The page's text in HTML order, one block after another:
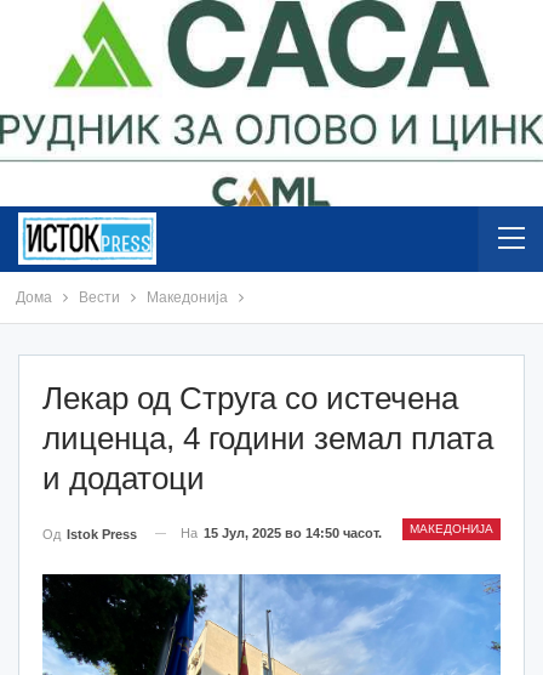
Дома Вести Македонија
Лекар од Струга со истечена
лиценца, 4 години земал плата
и додатоци
МАКЕДОНИЈА
Од Istok Press На 15 Јул, 2025 во 14:50 часот.